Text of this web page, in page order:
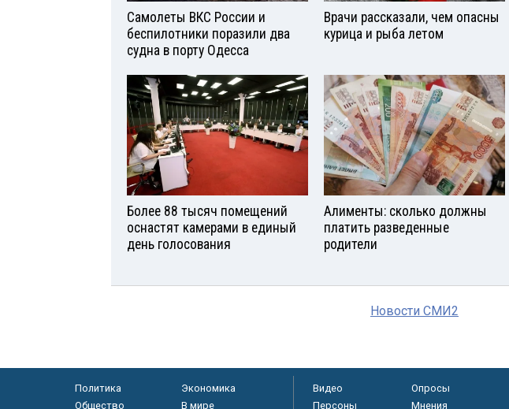
Самолеты ВКС России и
беспилотники поразили два
судна в порту Одесса
Врачи рассказали, чем опасны
курица и рыба летом
Более 88 тысяч помещений
оснастят камерами в единый
день голосования
Алименты: сколько должны
платить разведенные
родители
Новости СМИ2
Политика
Экономика
Общество
В мире
Видео Опросы
Персоны
Мнения